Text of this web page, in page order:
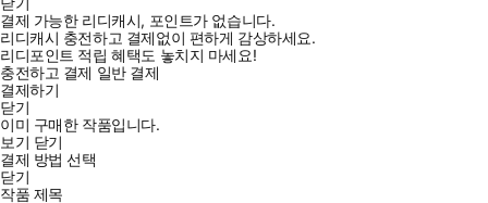
결제 가능한 리디캐시, 포인트가 없습니다.
리디캐시 충전하고 결제없이 편하게 감상하세요.
리디포인트 적립 혜택도 놓치지 마세요!
충전하고 결제 일반 결제
결제하기
닫기
이미 구매한 작품입니다.
보기 닫기
결제 방법 선택
닫기
작품 제목